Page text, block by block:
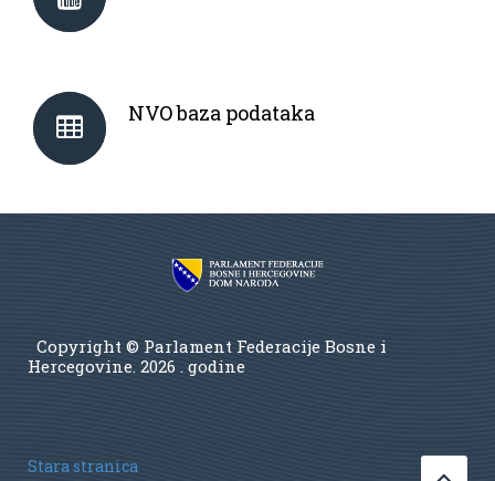
NVO baza podataka
Copyright © Parlament Federacije Bosne i
Hercegovine. 2026 . godine
Stara stranica